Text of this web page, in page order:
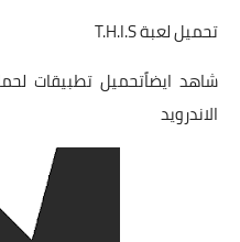
تحميل لعبة T.H.I.S
شاهد ايضاًتحميل تطبيقات
الاندرويد